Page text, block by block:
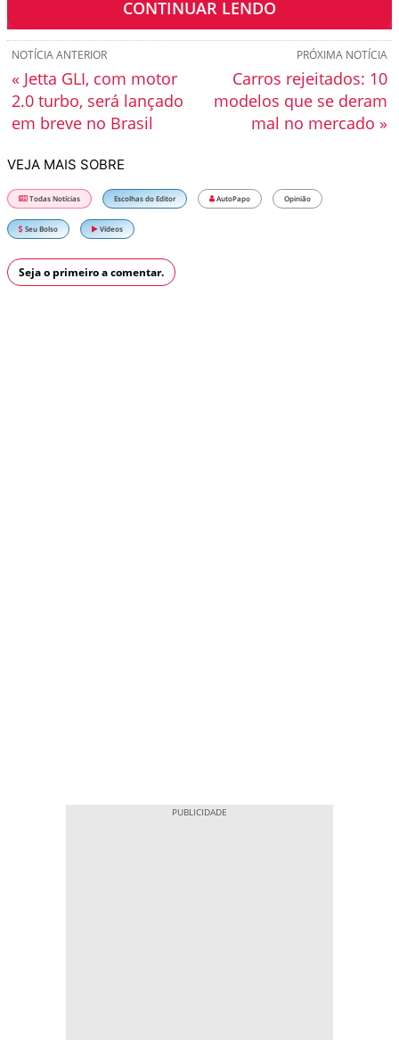
CONTINUAR LENDO
PRÓXIMA NOTÍCIA
Carros rejeitados: 10
modelos que se deram
mal no mercado »
NOTÍCIA ANTERIOR
« Jetta GLI, com motor
2.0 turbo, será lançado
em breve no Brasil
VEJA MAIS SOBRE
Todas Notícias Escolhas do Editor AutoPapo Opinião
Seu Bolso Vídeos
Seja o primeiro a comentar.